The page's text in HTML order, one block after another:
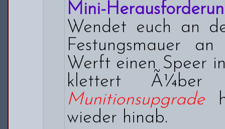
Mini-
Wendet euch an
Festungsmauer
Werft einen Speer
klettert Ã¼ber
Munitionsupgrade
wieder hinab.